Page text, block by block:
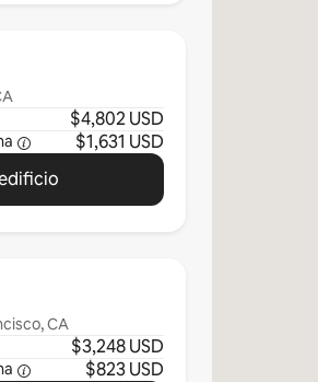
$4,802 USD
$1,631 USD
CA
$3,248 USD
$823 USD